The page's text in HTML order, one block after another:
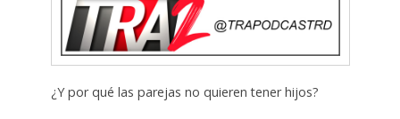
¿Y por qué las parejas no quieren tener hijos?